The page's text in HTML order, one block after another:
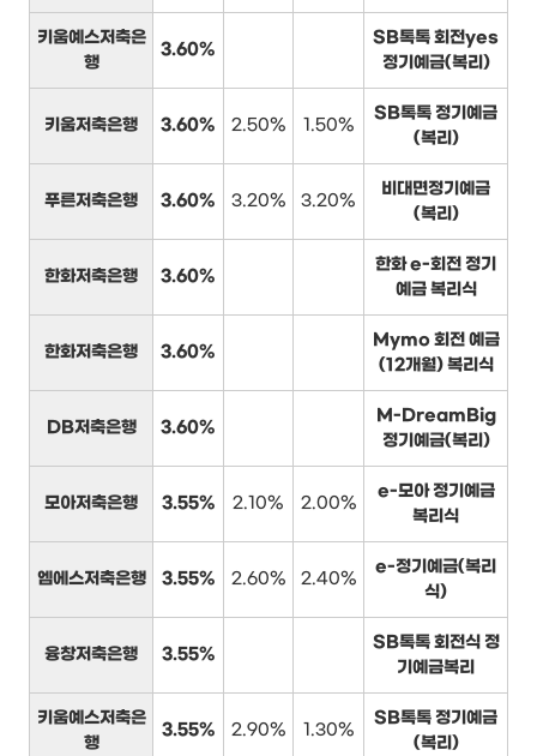
키움예스저축은
행
3.60%
SB톡톡 회전yes
정기예금(복리)
키움저축은행 3.60% 2.50% 1.50%
SB톡톡 정기예금
(복리)
푸른저축은행 3.60% 3.20% 3.20%
비대면정기예금
(복리)
한화저축은행 3.60%
한화 e-회전 정기
예금 복리식
한화저축은행 3.60%
Mymo 회전 예금
(12개월) 복리식
DB저축은행 3.60%
M-DreamBig
정기예금(복리)
모아저축은행 3.55% 2.10% 2.00%
e-모아 정기예금
복리식
엠에스저축은행 3.55% 2.60% 2.40%
e-정기예금(복리
식)
융창저축은행 3.55%
SB톡톡 회전식 정
기예금복리
키움예스저축은
행
3.55% 2.90% 1.30%
SB톡톡 정기예금
(복리)